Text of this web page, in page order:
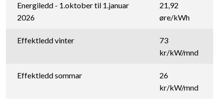
Energiledd - 1.oktober til 1.januar
2026
21,92
øre/kWh
Effektledd vinter
73
kr/kW/mnd
Effektledd sommar
26
kr/kW/mnd